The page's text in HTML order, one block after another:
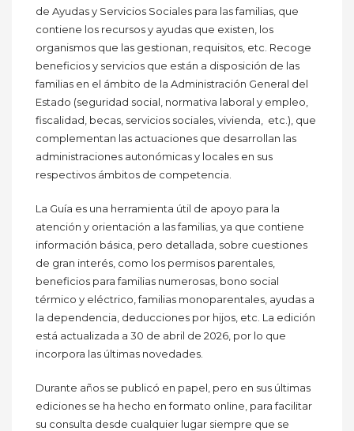
de Ayudas y Servicios Sociales para las familias, que
contiene los recursos y ayudas que existen, los
organismos que las gestionan, requisitos, etc. Recoge
beneficios y servicios que están a disposición de las
familias en el ámbito de la Administración General del
Estado (seguridad social, normativa laboral y empleo,
fiscalidad, becas, servicios sociales, vivienda, etc.), que
complementan las actuaciones que desarrollan las
administraciones autonómicas y locales en sus
respectivos ámbitos de competencia.
La Guía es una herramienta útil de apoyo para la
atención y orientación a las familias, ya que contiene
información básica, pero detallada, sobre cuestiones
de gran interés, como los permisos parentales,
beneficios para familias numerosas, bono social
térmico y eléctrico, familias monoparentales, ayudas a
la dependencia, deducciones por hijos, etc. La edición
está actualizada a 30 de abril de 2026, por lo que
incorpora las últimas novedades.
Durante años se publicó en papel, pero en sus últimas
ediciones se ha hecho en formato online, para facilitar
su consulta desde cualquier lugar siempre que se